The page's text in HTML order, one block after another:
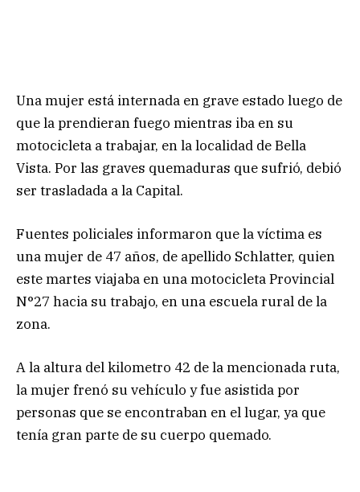
Una mujer está internada en grave estado luego de
que la prendieran fuego mientras iba en su
motocicleta a trabajar, en la localidad de Bella
Vista. Por las graves quemaduras que sufrió, debió
ser trasladada a la Capital.
Fuentes policiales informaron que la víctima es
una mujer de 47 años, de apellido Schlatter, quien
este martes viajaba en una motocicleta Provincial
N°27 hacia su trabajo, en una escuela rural de la
zona.
A la altura del kilometro 42 de la mencionada ruta,
la mujer frenó su vehículo y fue asistida por
personas que se encontraban en el lugar, ya que
tenía gran parte de su cuerpo quemado.